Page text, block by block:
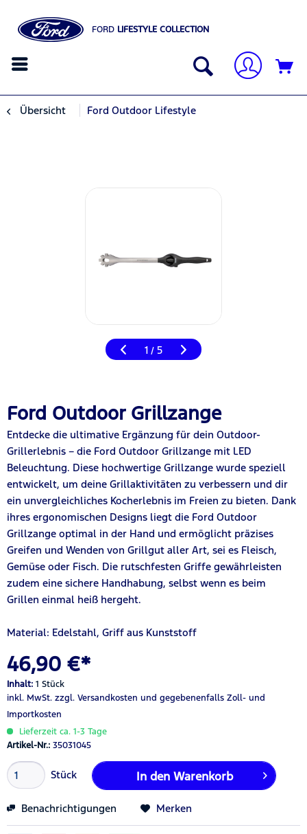
FORD LIFESTYLE COLLECTION
Übersicht Ford Outdoor Lifestyle
1 / 5
Ford Outdoor Grillzange
Entdecke die ultimative Ergänzung für dein Outdoor-
Grillerlebnis – die Ford Outdoor Grillzange mit LED
Beleuchtung. Diese hochwertige Grillzange wurde speziell
entwickelt, um deine Grillaktivitäten zu verbessern und dir
ein unvergleichliches Kocherlebnis im Freien zu bieten. Dank
ihres ergonomischen Designs liegt die Ford Outdoor
Grillzange optimal in der Hand und ermöglicht präzises
Greifen und Wenden von Grillgut aller Art, sei es Fleisch,
Gemüse oder Fisch. Die rutschfesten Griffe gewährleisten
zudem eine sichere Handhabung, selbst wenn es beim
Grillen einmal heiß hergeht.
Material: Edelstahl, Griff aus Kunststoff
46,90 €*
Inhalt: 1 Stück
inkl. MwSt. zzgl. Versandkosten und gegebenenfalls Zoll- und
Importkosten
Lieferzeit ca. 1-3 Tage
Artikel-Nr.: 35031045
Stück In den Warenkorb
Benachrichtigungen Merken